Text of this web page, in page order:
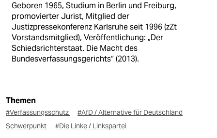
Geboren 1965, Studium in Berlin und Freiburg,
promovierter Jurist, Mitglied der
Justizpressekonferenz Karlsruhe seit 1996 (zZt
Vorstandsmitglied), Veröffentlichung: „Der
Schiedsrichterstaat. Die Macht des
Bundesverfassungsgerichts“ (2013).
Themen
#Verfassungsschutz
#AfD / Alternative für Deutschland
Schwerpunkt
#Die Linke / Linkspartei